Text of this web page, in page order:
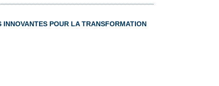
POUR LA TRANSFORMATION